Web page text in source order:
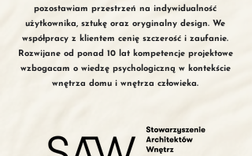
pozostawiam przestrzeń na indywidualność
użytkownika, sztukę oraz oryginalny design. We
współpracy z klientem cenię szczerość i zaufanie.
Rozwijane od ponad 10 lat kompetencje projektowe
wzbogacam o wiedzę psychologiczną w kontekście
wnętrza domu i wnętrza człowieka.